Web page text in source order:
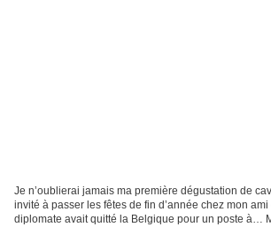
Je n’oublierai jamais ma première dégustation de
invité à passer les fêtes de fin d’année chez mon
diplomate avait quitté la Belgique pour un poste à…